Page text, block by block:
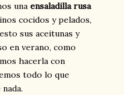
una ensaladilla rusa
cocidos y pelados,
sus aceitunas y
en verano, como
hacerla con
todo lo que